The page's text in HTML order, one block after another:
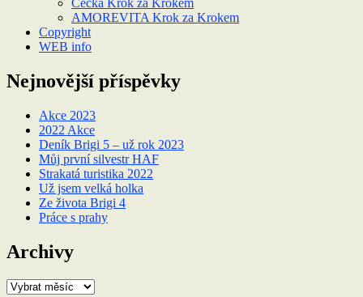
AMOREVITA Krok za Krokem
Copyright
WEB info
Nejnovější příspěvky
Akce 2023
2022 Akce
Deník Brigi 5 – už rok 2023
Můj první silvestr HAF
Strakatá turistika 2022
Už jsem velká holka
Ze života Brigi 4
Práce s prahy
Archivy
Archivy